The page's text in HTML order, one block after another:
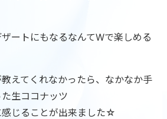
ートにもなるなんてWで楽しめる
えてくれなかったら、なかなか手
生ココナッツ
じることが出来ました☆